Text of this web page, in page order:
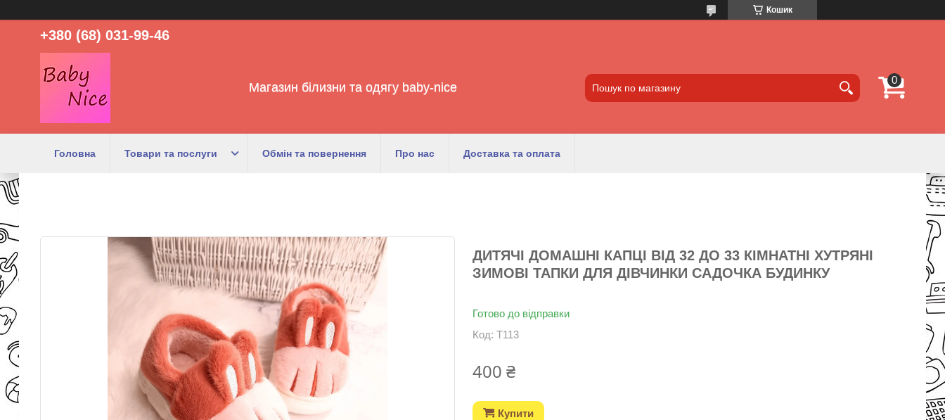
Кошик
+380 (68) 031-99-46
Магазин білизни та одягу baby-nice
Головна Товари та послуги Обмін та повернення Про нас Доставка та оплата
ДИТЯЧІ ДОМАШНІ КАПЦІ ВІД 32 ДО 33 КІМНАТНІ ХУТРЯНІ
ЗИМОВІ ТАПКИ ДЛЯ ДІВЧИНКИ САДОЧКА БУДИНКУ
Готово до відправки
Код: T113
400 ₴
Купити